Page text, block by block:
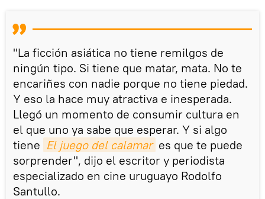
"La ficción asiática no tiene remilgos de
ningún tipo. Si tiene que matar, mata. No te
encariñes con nadie porque no tiene piedad.
Y eso la hace muy atractiva e inesperada.
Llegó un momento de consumir cultura en
el que uno ya sabe que esperar. Y si algo
tiene El juego del calamar es que te puede
sorprender", dijo el escritor y periodista
especializado en cine uruguayo Rodolfo
Santullo.